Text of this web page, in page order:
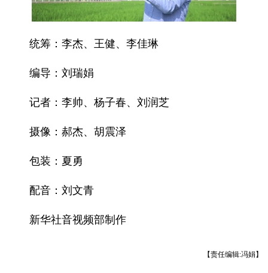
统筹：李杰、王健、李佳琳
编导：刘瑞娟
记者：李帅、杨子春、刘润芝
摄像：郝杰、胡震泽
包装：夏勇
配音：刘文青
新华社音视频部制作
【责任编辑:冯娟】